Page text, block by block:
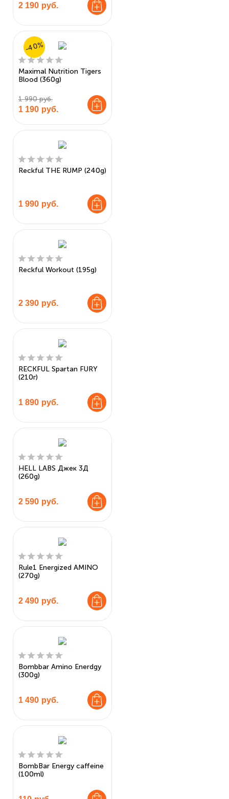
2 190 руб.
Maximal Nutrition Tigers
Blood (360g)
1 990 руб.
1 190 руб.
-40%
Reckful THE RUMP (240g)
1 990 руб.
Reckful Workout (195g)
2 390 руб.
RECKFUL Spartan FURY
(210г)
1 890 руб.
HELL LABS Джек 3Д
(260g)
2 590 руб.
Rule1 Energized AMINO
(270g)
2 490 руб.
Bombbar Amino Enerdgy
(300g)
1 490 руб.
BombBar Energy caffeine
(100ml)